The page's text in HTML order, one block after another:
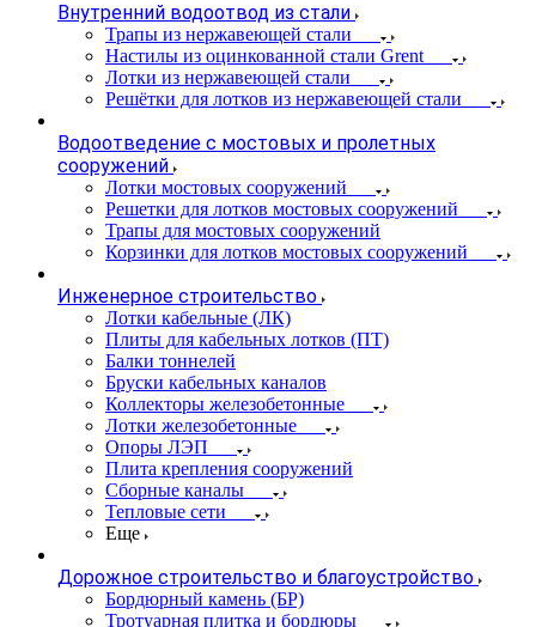
Внутренний водоотвод из стали
Трапы из нержавеющей стали
Настилы из оцинкованной стали Grent
Лотки из нержавеющей стали
Решётки для лотков из нержавеющей стали
Водоотведение с мостовых и пролетных
сооружений
Лотки мостовых сооружений
Решетки для лотков мостовых сооружений
Трапы для мостовых сооружений
Корзинки для лотков мостовых сооружений
Инженерное строительство
Лотки кабельные (ЛК)
Плиты для кабельных лотков (ПТ)
Балки тоннелей
Бруски кабельных каналов
Коллекторы железобетонные
Лотки железобетонные
Опоры ЛЭП
Плита крепления сооружений
Сборные каналы
Тепловые сети
Еще
Дорожное строительство и благоустройство
Бордюрный камень (БР)
Тротуарная плитка и бордюры